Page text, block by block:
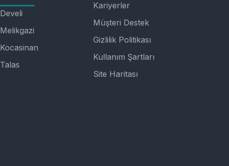
Develi
Melikgazi
Kocasinan
Talas
Kariyerler
Müşteri Destek
Gizlilik Politikası
Kullanım Şartları
Site Haritası